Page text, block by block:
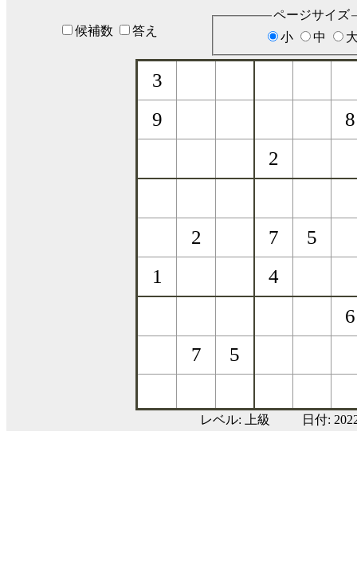
候補数 答え
ページサイズ
小
中
レベル: 上級 日付: